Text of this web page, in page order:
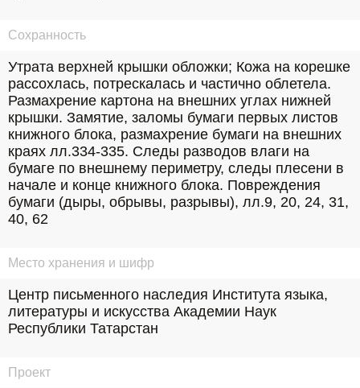
Сохранность
Утрата верхней крышки обложки; Кожа на корешке
рассохлась, потрескалась и частично облетела.
Размахрение картона на внешних углах нижней
крышки. Замятие, заломы бумаги первых листов
книжного блока, размахрение бумаги на внешних
краях лл.334-335. Следы разводов влаги на
бумаге по внешнему периметру, следы плесени в
начале и конце книжного блока. Повреждения
бумаги (дыры, обрывы, разрывы), лл.9, 20, 24, 31,
40, 62
Место хранения и шифр
Центр письменного наследия Института языка,
литературы и искусства Академии Наук
Республики Татарстан
Проект